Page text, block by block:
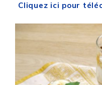
Cliquez ici pour